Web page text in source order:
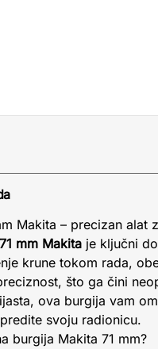
Makita – precizan alat
mm Makita je ključni
krune tokom rada,
što ga čini
ova burgija vam
svoju radionicu.
burgija Makita 71 mm?